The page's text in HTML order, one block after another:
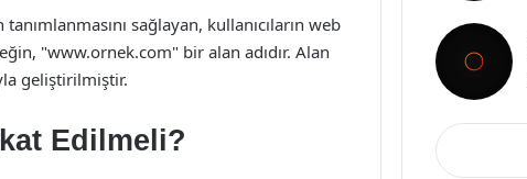
sağlayan, kullanıcıların web
"www.ornek.com" bir alan adıdır. Alan
geliştirilmiştir.
Edilmeli?